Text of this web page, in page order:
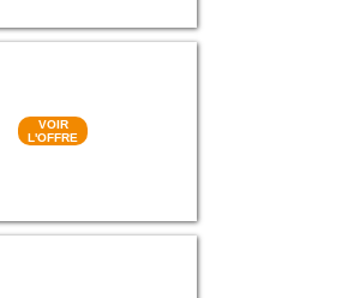
VOIR
L'OFFRE